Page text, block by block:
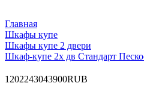
Главная
Шкафы купе
Шкафы купе 2 двери
Шкаф-купе 2х дв Стандарт
1202243043900RUB